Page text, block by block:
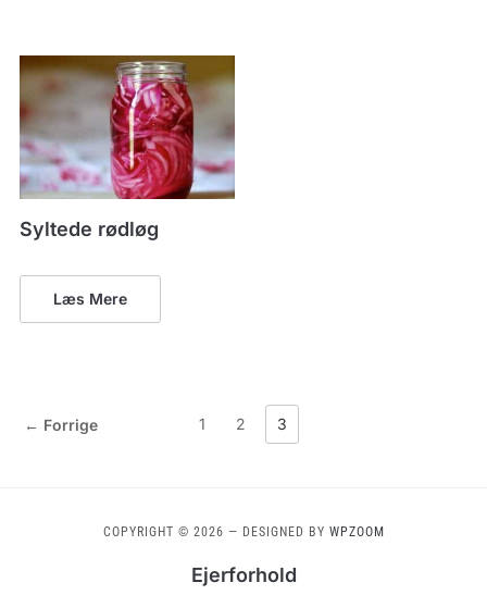
Syltede rødløg
Læs Mere
← Forrige 1 2 3
COPYRIGHT © 2026 — DESIGNED BY WPZOOM
Ejerforhold